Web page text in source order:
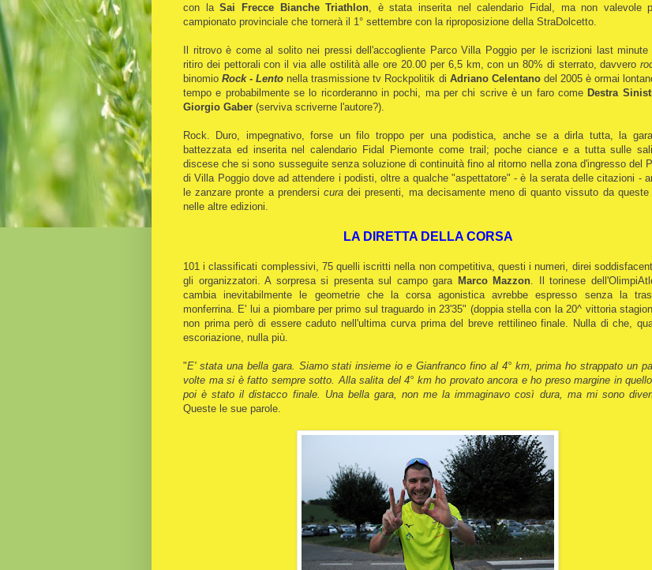
con laSai Frecce Bianche Triathlon , è stata inserita nel calendario Fidal, ma non valevole
campionato provinciale che tornerà il 1° settembre con la riproposizione della StraDolcetto.
Il ritrovo è come al solito nei pressi dell'accogliente Parco Villa Poggio per le iscrizioni last minute
ritiro dei pettorali con il via alle ostilità alle ore 20.00 per 6,5 km, con un 80% di sterrato, davvero
binomioRock - Lento nella trasmissione tv Rockpolitik di Adriano Celentanodel 2005 è ormai
tempo e probabilmente se lo ricorderanno in pochi, ma per chi scrive è un faro come Destra
Giorgio Gaber (serviva scriverne l'autore?).
Rock. Duro, impegnativo, forse un filo troppo per una podistica, anche se a dirla tutta, la
battezzata ed inserita nel calendario Fidal Piemonte come trail; poche ciance e a tutta sulle
discese che si sono susseguite senza soluzione di continuità fino al ritorno nella zona d'ingresso del
di Villa Poggio dove ad attendere i podisti, oltre a qualche "aspettatore" - è la serata delle citazioni -
le zanzare pronte a prendersi curadei presenti, ma decisamente meno di quanto vissuto da queste
nelle altre edizioni.
LA DIRETTA DELLA CORSA
101 i classificati complessivi, 75 quelli iscritti nella non competitiva, questi i numeri, direi
gli organizzatori. A sorpresa si presenta sul campo gara Marco Mazzon . Il torinese
cambia inevitabilmente le geometrie che la corsa agonistica avrebbe espresso senza la
monferrina. E' lui a piombare per primo sul traguardo in 23'35" (doppia stella con la 20^ vittoria
non prima però di essere caduto nell'ultima curva prima del breve rettilineo finale. Nulla di che,
escoriazione, nulla più.
"E' stata una bella gara. Siamo stati insieme io e Gianfranco fino al 4° km, prima ho strappato un
volte ma si è fatto sempre sotto. Alla salita del 4° km ho provato ancora e ho preso margine in
poi è stato il distacco finale. Una bella gara, non me la immaginavo così dura, ma mi sono
Queste le sue parole.